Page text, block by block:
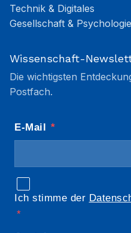
Technik & Digitales
Gesellschaft & Psychologie
Wissenschaft-
Die wichtigsten
Postfach.